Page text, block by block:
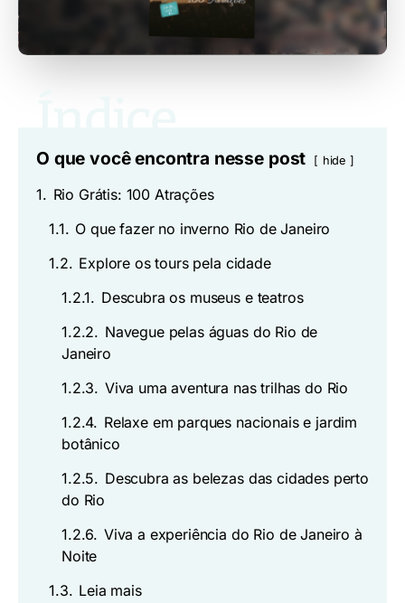
O que você encontra nesse post hide
1. Rio Grátis: 100 Atrações
1.1. O que fazer no inverno Rio de Janeiro
1.2. Explore os tours pela cidade
1.2.1. Descubra os museus e teatros
1.2.2. Navegue pelas águas do Rio de
Janeiro
1.2.3. Viva uma aventura nas trilhas do Rio
1.2.4. Relaxe em parques nacionais e jardim
botânico
1.2.5. Descubra as belezas das cidades perto
do Rio
1.2.6. Viva a experiência do Rio de Janeiro à
Noite
1.3. Leia mais